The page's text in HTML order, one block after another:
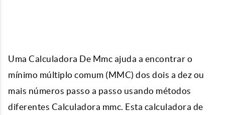
Uma Calculadora De Mmc ajuda a encontrar o
mínimo múltiplo comum (MMC) dos dois a dez ou
mais números passo a passo usando métodos
diferentes Calculadora mmc. Esta calculadora de